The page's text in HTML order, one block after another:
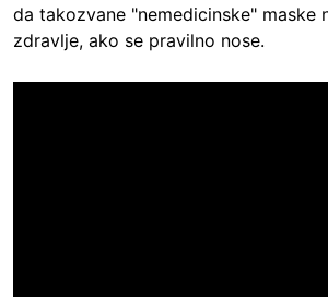
da takozvane "nemedicinske" maske
zdravlje, ako se pravilno nose.